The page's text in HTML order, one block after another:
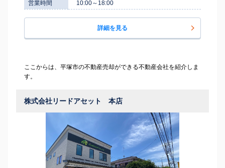
営業時間
10:00～18:00
詳細を見る
ここからは、平塚市の不動産売却ができる不動産会社を紹介しま
す。
株式会社リードアセット 本店